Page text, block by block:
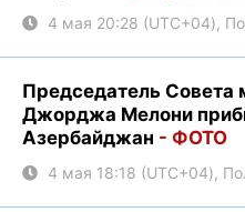
4 мая 20:28 (UTC+04),
Председатель Совета
Джорджа Мелони
Азербайджан - ФОТО
4 мая 18:18 (UTC+04),